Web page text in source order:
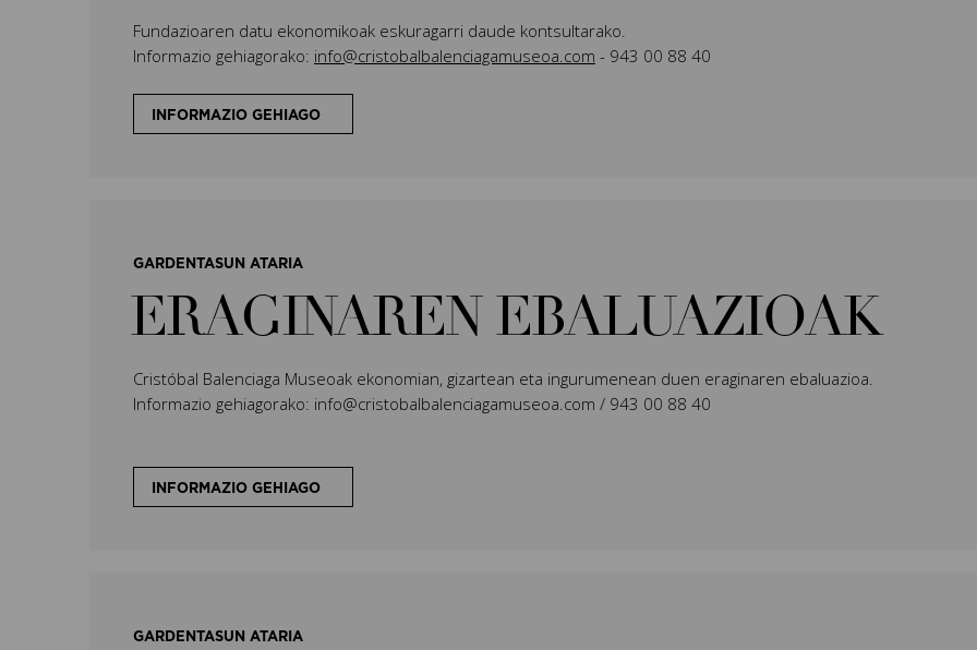
Fundazioaren datu ekonomikoak eskuragarri daude kontsultarako.
Informazio gehiagorako: info@cristobalbalenciagamuseoa.com - 943 00 88 40
INFORMAZIO GEHIAGO
GARDENTASUN ATARIA
ERAGINAREN EBALUAZIOAK
Cristóbal Balenciaga Museoak ekonomian, gizartean eta ingurumenean duen eraginaren ebaluazioa.
Informazio gehiagorako: info@cristobalbalenciagamuseoa.com / 943 00 88 40
INFORMAZIO GEHIAGO
GARDENTASUN ATARIA